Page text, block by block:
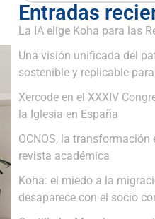
Entradas
La IA elige Koha para las
Una visión unificada del
sostenible y replicable
Xercode en el XXXIV
la Iglesia en España
OCNOS, la transformación
revista académica
Koha: el miedo a la
desaparece con el socio